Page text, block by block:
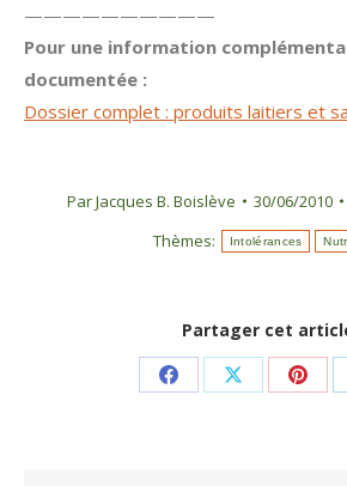
——————————
Pour une information
documentée :
Dossier complet : produits laitiers et
ParJacques B. Boislève 30/06/2010
Thèmes:
Intolérances
Partager cet
Share Share